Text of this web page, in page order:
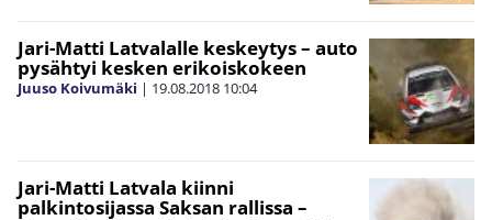
Jari-Matti Latvalalle keskeytys – auto
pysähtyi kesken erikoiskokeen
Juuso Koivumäki | 19.08.2018 10:04
Jari-Matti Latvala kiinni
palkintosijassa Saksan rallissa –